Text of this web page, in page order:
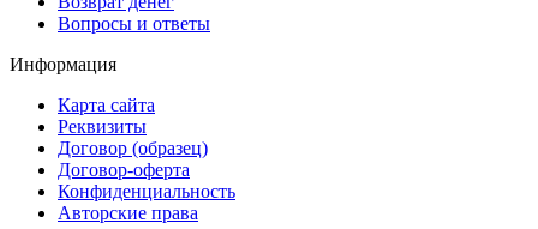
Вопросы и ответы
Информация
Карта сайта
Реквизиты
Договор (образец)
Договор-оферта
Конфиденциальность
Авторские права